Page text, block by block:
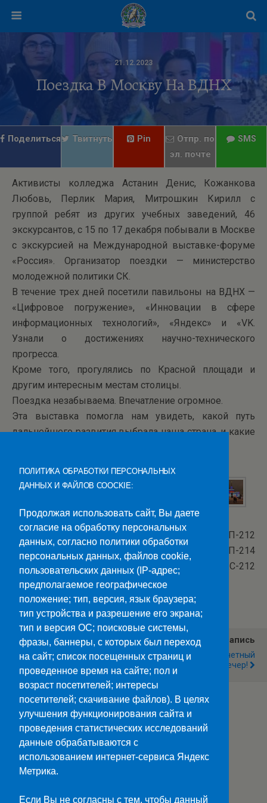
21.12.2023
Поездка В Москву На ВДНХ
Поделиться Твитнуть Pin
Отпр. по
эл. почте
SMS
Активисты колледжа Астанин Денис, Кожанкова
Любовь, Перлик Мария, Митрошкин Кирилл с
группой ребят из других учебных заведений, 46
экскурсантов, с 15 по 17 декабря побывали в Москве
с экскурсией на Международной выставке-форуме
«Россия». Организатор поездки — министерство
молодежной политики СК.
В течение трех дней посетили павильоны на ВДНХ —
«Цифровое погружение», «Инновации в сфере
информационных технологий», «Яндекс» и «VK.
Узнали о достижениях научно-технического
прогресса.
Кроме того, прогулялись по Красной площади и
другим интересным местам столицы.
Поездка незабываема. Впечатление огромное.
Эта выставка помогла нам увидеть, какой путь
дальнейшего развития выбрала наша страна, и какие
Текст: Астанин Д.Е. ИП-212
Фото: Кожанкова Л.С. ИП-214
Перлик М.В. ИКС-212
Категории:Новости
Предыдущая Запись
Урок-Знакомство С
Следующая Запись
Новогодний Отчетный
Вечер!
Наверх
Мобильн.
ПОЛИТИКА ОБРАБОТКИ ПЕРСОНАЛЬНЫХ
ДАННЫХ И ФАЙЛОВ COOCKIE:
Продолжая использовать сайт, Вы даете
согласие на обработку персональных
данных, согласно политики обработки
персональных данных, файлов cookie,
пользовательских данных (IP-адрес;
предполагаемое географическое
положение; тип, версия, язык браузера;
тип устройства и разрешение его экрана;
тип и версия ОС; поисковые системы,
фразы, баннеры, с которых был переход
на сайт; список посещенных страниц и
проведенное время на сайте; пол и
возраст посетителей; интересы
посетителей; скачивание файлов). В целях
улучшения функционирования сайта и
проведения статистических исследований
данные обрабатываются с
использованием интернет-сервиса Яндекс
Метрика.
Если Вы не согласны с тем, чтобы данный